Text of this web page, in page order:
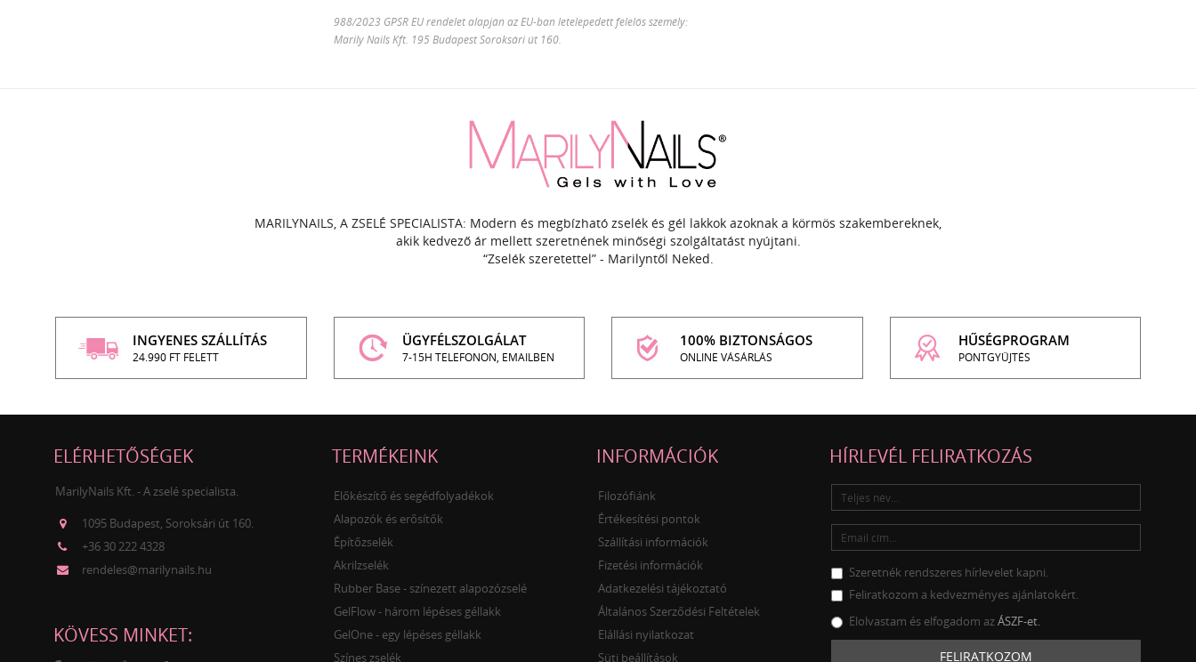
988/2023 GPSR EU rendelet alapján az EU-ban letelepedett felelős személy:
Marily Nails Kft. 195 Budapest Soroksári út 160.
MARILYNAILS, A ZSELÉ SPECIALISTA: Modern és megbízható zselék és gél lakkok azoknak a körmös szakembereknek,
akik kedvező ár mellett szeretnének minőségi szolgáltatást nyújtani.
“Zselék szeretettel” - Marilyntől Neked.
INGYENES SZÁLLÍTÁS
24.990 FT FELETT
ÜGYFÉLSZOLGÁLAT
7-15H TELEFONON, EMAILBEN
100% BIZTONSÁGOS
ONLINE VÁSÁRLÁS
HŰSÉGPROGRAM
PONTGYŰJTÉS
ELÉRHETŐSÉGEK
MarilyNails Kft. - A zselé specialista.
1095 Budapest, Soroksári út 160.
+36 30 222 4328
rendeles@marilynails.hu
KÖVESS MINKET:
TERMÉKEINK
Előkészítő és segédfolyadékok
Alapozók és erősítők
Építőzselék
Akrilzselék
Rubber Base - színezett alapozózselé
GelFlow - három lépéses géllakk
GelOne - egy lépéses géllakk
Színes zselék
INFORMÁCIÓK
Filozófiánk
Értékesítési pontok
Szállítási információk
Fizetési információk
Adatkezelési tájékoztató
Általános Szerződési Feltételek
Elállási nyilatkozat
Süti beállítások
HÍRLEVÉL FELIRATKOZÁS
Szeretnék rendszeres hírlevelet kapni.
Feliratkozom a kedvezményes ajánlatokért.
Elolvastam és elfogadom azÁSZF-et.
FELIRATKOZOM